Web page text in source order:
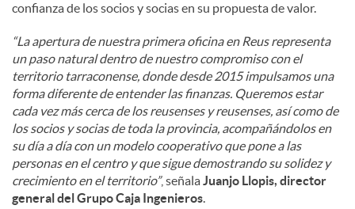
confianza de los socios y socias en su propuesta de valor.
“La apertura de nuestra primera oficina en Reus representa
un paso natural dentro de nuestro compromiso con el
territorio tarraconense, donde desde 2015 impulsamos una
forma diferente de entender las finanzas. Queremos estar
cada vez más cerca de los reusenses y reusenses, así como de
los socios y socias de toda la provincia, acompañándolos en
su día a día con un modelo cooperativo que pone a las
personas en el centro y que sigue demostrando su solidez y
crecimiento en el territorio”, señalaJuanjo Llopis, director
general del Grupo Caja Ingenieros.